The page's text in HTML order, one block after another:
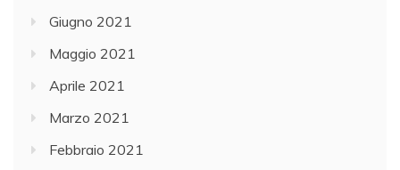
Giugno 2021
Maggio 2021
Aprile 2021
Marzo 2021
Febbraio 2021